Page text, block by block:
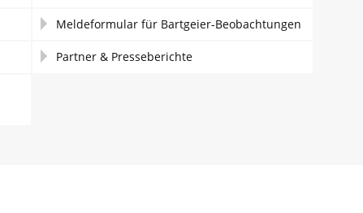
Meldeformular für Bartgeier-Beobachtungen
Partner & Presseberichte